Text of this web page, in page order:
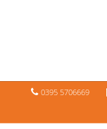
0395 5706669